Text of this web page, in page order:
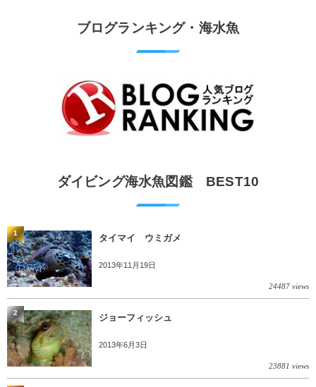
ブログランキング・海水魚
ダイビング海水魚図鑑 BEST10
タイマイ ウミガメ
2013年11月19日
24487 views
1
ジョーフィッシュ
2013年6月3日
23881 views
2